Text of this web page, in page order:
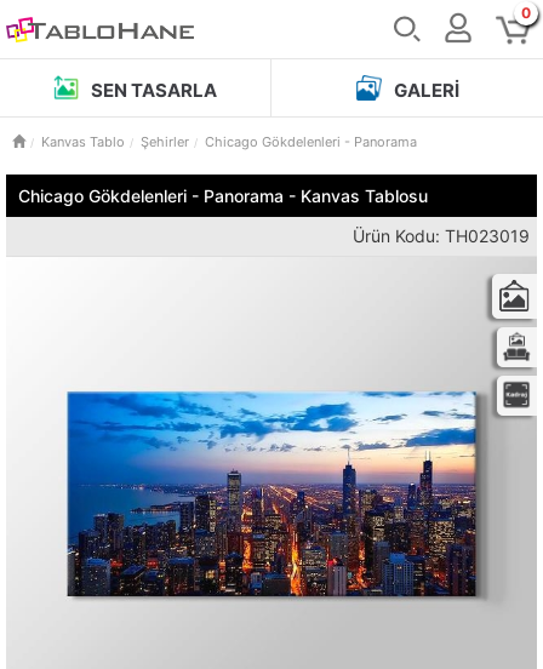
0
SEN TASARLA GALERI
Kanvas Tablo Şehirler Chicago Gökdelenleri - Panorama
Chicago Gökdelenleri - Panorama - Kanvas Tablosu
Ürün Kodu: TH023019